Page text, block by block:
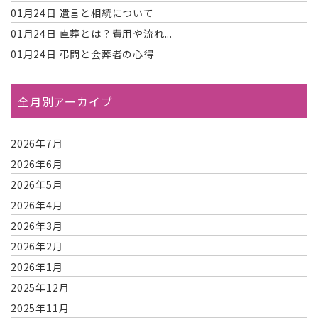
01月24日 遺言と相続について
01月24日 直葬とは？費用や流れ...
01月24日 弔問と会葬者の心得
全月別アーカイブ
2026年7月
2026年6月
2026年5月
2026年4月
2026年3月
2026年2月
2026年1月
2025年12月
2025年11月